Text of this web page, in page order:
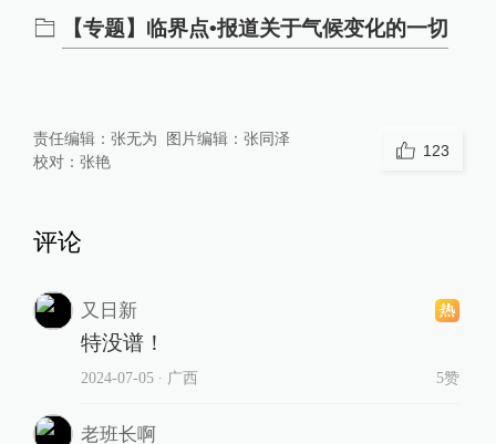
【专题】临界点•报道关于气候变化的一切
责任编辑： 张无为 图片编辑： 张同泽
校对： 张艳
123
评论
又日新
特没谱！
2024-07-05∙ 广西 5赞
老班长啊